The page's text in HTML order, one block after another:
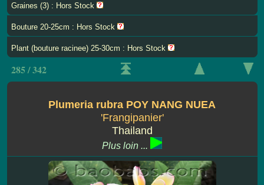
Graines (3) : Hors Stock
Bouture 20-25cm : Hors Stock
Plant (bouture racinee) 25-30cm : Hors Stock
285 / 342
Plumeria rubra POY NANG NUEA
'Frangipanier'
Thailand
Plus loin ...